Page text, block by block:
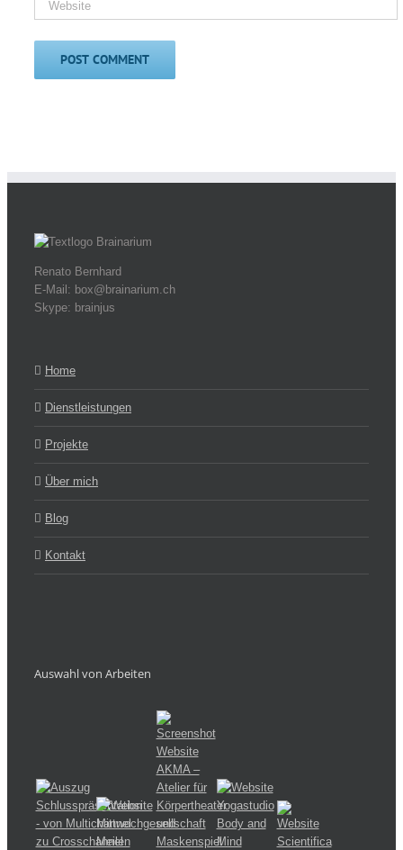
Renato Bernhard
E-Mail: box@brainarium.ch
Skype: brainjus
Home
Dienstleistungen
Projekte
Über mich
Blog
Kontakt
Auswahl von Arbeiten